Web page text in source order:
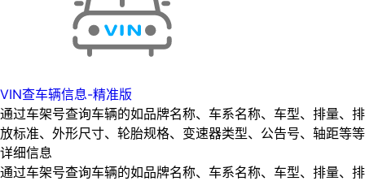
VIN查车辆信息-精准版
通过车架号查询车辆的如品牌名称、车系名称、车型、排量、排
放标准、外形尺寸、轮胎规格、变速器类型、公告号、轴距等等
详细信息
通过车架号查询车辆的如品牌名称、车系名称、车型、排量、排